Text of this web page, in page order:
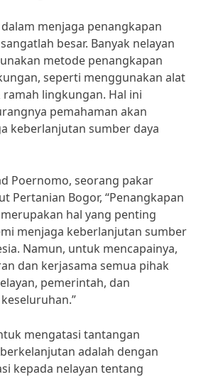
menjaga penangkapan
besar. Banyak nelayan
metode penangkapan
seperti menggunakan alat
lingkungan. Hal ini
pemahaman akan
keberlanjutan sumber daya
Poernomo, seorang pakar
Pertanian Bogor, “Penangkapan
hal yang penting
menjaga keberlanjutan sumber
Namun, untuk mencapainya,
dan kerjasama semua pihak
pemerintah, dan
mengatasi tantangan
adalah dengan
kepada nelayan tentang